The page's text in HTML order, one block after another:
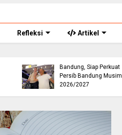
Refleksi Artikel
Bandung, Siap Perkuat
Persib Bandung Musim
2026/2027